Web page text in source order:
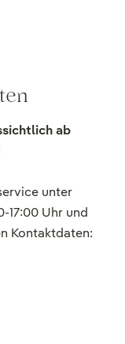
ab
unter
17:00 Uhr und
Kontaktdaten: